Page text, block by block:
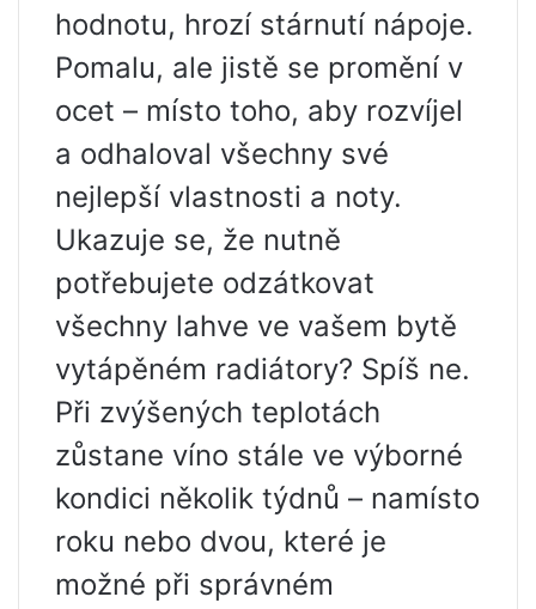
hodnotu, hrozí stárnutí nápoje.
Pomalu, ale jistě se promění v
ocet – místo toho, aby rozvíjel
a odhaloval všechny své
nejlepší vlastnosti a noty.
Ukazuje se, že nutně
potřebujete odzátkovat
všechny lahve ve vašem bytě
vytápěném radiátory? Spíš ne.
Při zvýšených teplotách
zůstane víno stále ve výborné
kondici několik týdnů – namísto
roku nebo dvou, které je
možné při správném